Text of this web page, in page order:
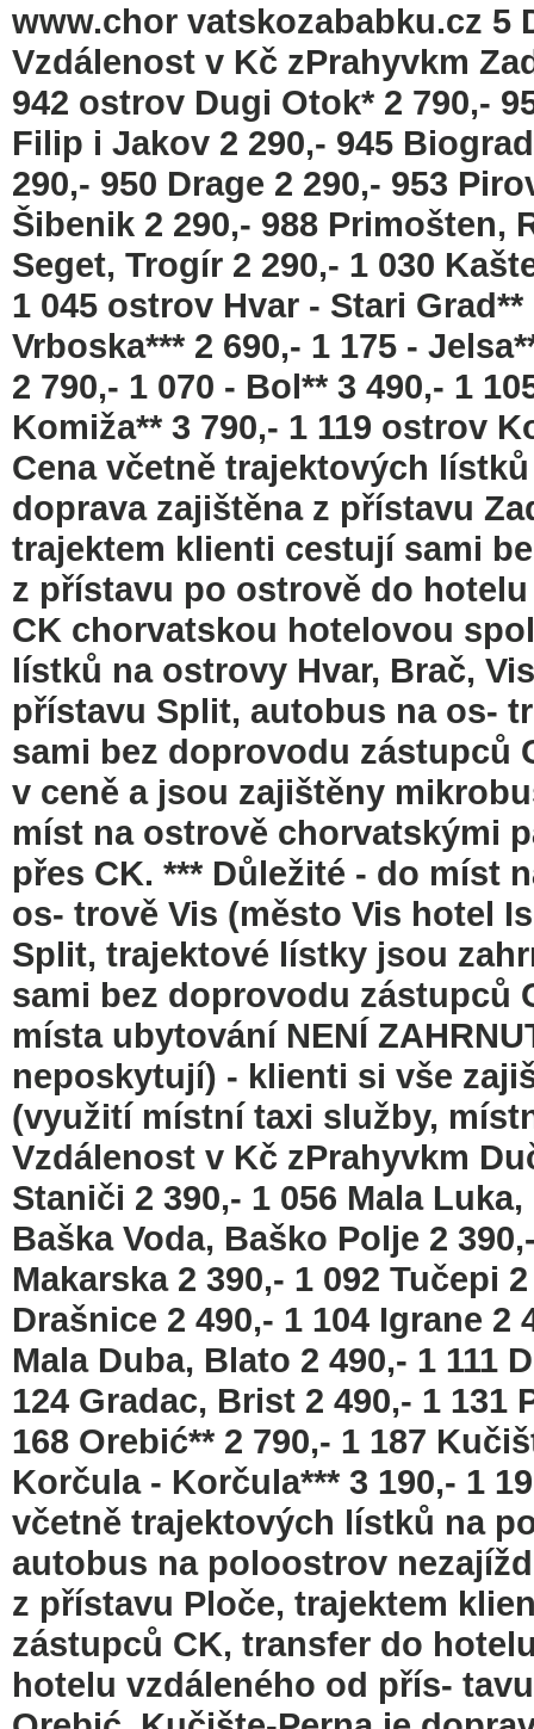
www.chor vatskozababku.cz 5
Vzdálenost v Kč zPrahyvkm
942 ostrov Dugi Otok* 2 790,-
Filip i Jakov 2 290,- 945
290,- 950 Drage 2 290,- 953
Šibenik 2 290,- 988 Primošten,
Seget, Trogír 2 290,- 1 030
1 045 ostrov Hvar - Stari Grad**
Vrboska*** 2 690,- 1 175 -
2 790,- 1 070 - Bol** 3 490,- 1
Komiža** 3 790,- 1 119 ostrov
Cena včetně trajektových
doprava zajištěna z přístavu
trajektem klienti cestují sami
z přístavu po ostrově do
CK chorvatskou hotelovou
lístků na ostrovy Hvar, Brač,
přístavu Split, autobus na os-
sami bez doprovodu zástupců
v ceně a jsou zajištěny
míst na ostrově chorvatskými
přes CK. *** Důležité - do míst
os- trově Vis (město Vis hotel
Split, trajektové lístky jsou
sami bez doprovodu zástupců
místa ubytování NENÍ
neposkytují) - klienti si vše
(využití místní taxi služby,
Vzdálenost v Kč zPrahyvkm
Staniči 2 390,- 1 056 Mala
Baška Voda, Baško Polje 2
Makarska 2 390,- 1 092 Tučepi
Drašnice 2 490,- 1 104 Igrane 2
Mala Duba, Blato 2 490,- 1 111
124 Gradac, Brist 2 490,- 1 131
168 Orebić** 2 790,- 1 187
Korčula - Korčula*** 3 190,- 1
včetně trajektových lístků na
autobus na poloostrov
z přístavu Ploče, trajektem
zástupců CK, transfer do
hotelu vzdáleného od přís-